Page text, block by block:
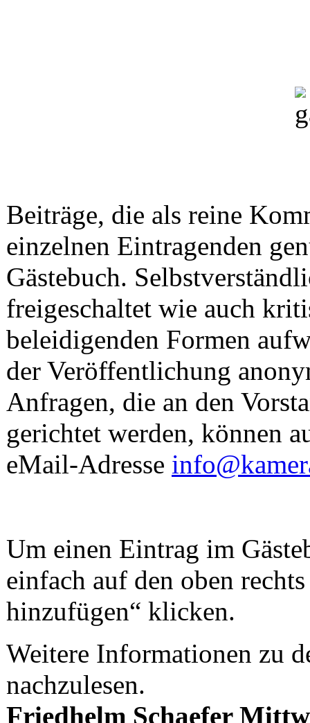
Beiträge, die als reine
einzelnen Eintragenden
Gästebuch.
freigeschaltet wie auch
beleidigenden Formen
der Veröffentlichung
Anfragen, die an den
gerichtet werden, können
eMail-Adresse
Um einen Eintrag im
einfach auf den oben
hinzufügen“ klicken.
Weitere Informationen zu
nachzulesen.
Friedhelm Schaefer